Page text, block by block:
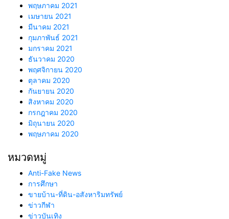
พฤษภาคม 2021
เมษายน 2021
มีนาคม 2021
กุมภาพันธ์ 2021
มกราคม 2021
ธันวาคม 2020
พฤศจิกายน 2020
ตุลาคม 2020
กันยายน 2020
สิงหาคม 2020
กรกฎาคม 2020
มิถุนายน 2020
พฤษภาคม 2020
หมวดหมู่
Anti-Fake News
การศึกษา
ขายบ้าน-ที่ดิน-อสังหาริมทรัพย์
ข่าวกีฬา
ข่าวบันเทิง